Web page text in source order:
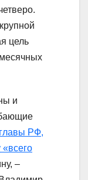
цель
и
главы РФ,
–